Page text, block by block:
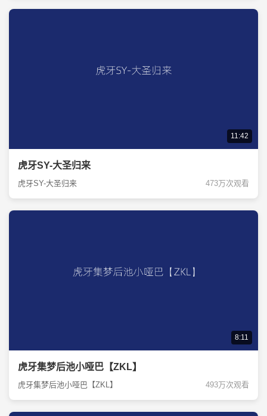
11:42
虎牙SY-大圣归来
虎牙SY-大圣归来 473万次观看
8:11
虎牙集梦后池小哑巴【ZKL】
虎牙集梦后池小哑巴【ZKL】 493万次观看